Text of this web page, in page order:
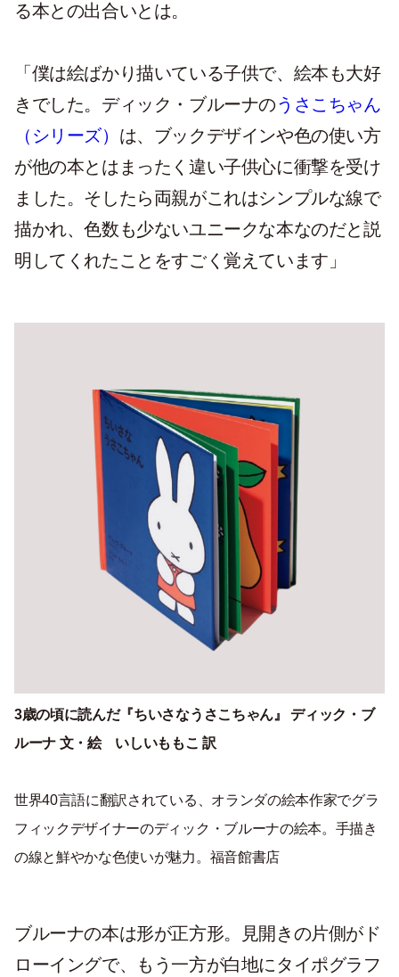
る本との出合いとは。
「僕は絵ばかり描いている子供で、絵本も大好
きでした。ディック・ブルーナのうさこちゃん
（シリーズ） は、ブックデザインや色の使い方
が他の本とはまったく違い子供心に衝撃を受け
ました。そしたら両親がこれはシンプルな線で
描かれ、色数も少ないユニークな本なのだと説
明してくれたことをすごく覚えています」
3歳の頃に読んだ『ちいさなうさこちゃん』 ディック・ブ
ルーナ 文・絵 いしいももこ 訳
世界40言語に翻訳されている、オランダの絵本作家でグラ
フィックデザイナーのディック・ブルーナの絵本。手描き
の線と鮮やかな色使いが魅力。福音館書店
ブルーナの本は形が正方形。見開きの片側がド
ローイングで、もう一方が白地にタイポグラフ